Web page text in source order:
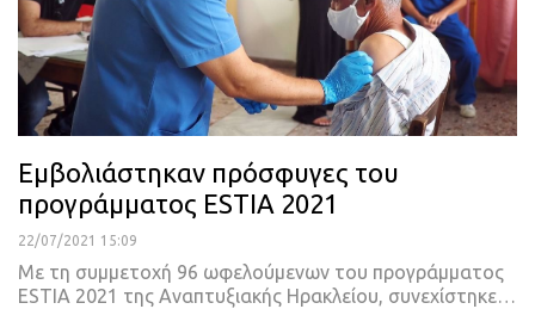
Εμβολιάστηκαν πρόσφυγες του
προγράμματος ESTIA 2021
22/07/2021 15:09
Με τη συμμετοχή 96 ωφελούμενων του προγράμματος
ESTIA 2021 της Αναπτυξιακής Ηρακλείου, συνεχίστηκε…